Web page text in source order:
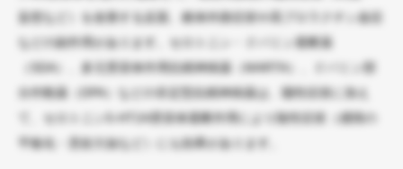
妄想など）を改善する反面、錐体外路症状や高プロラクチン血症
などの副作用があります。セロトニン・ドパミン遮断薬
（SDA）、多元受容体作用抗精神病薬（MARTA）、ドパミン部
分作動薬（DPA）などの非定型抗精神病薬は、陽性症状に加え
2A 受容体遮断作用により陰性症状（感情の
平板化・意欲欠如など）にも効果があります。